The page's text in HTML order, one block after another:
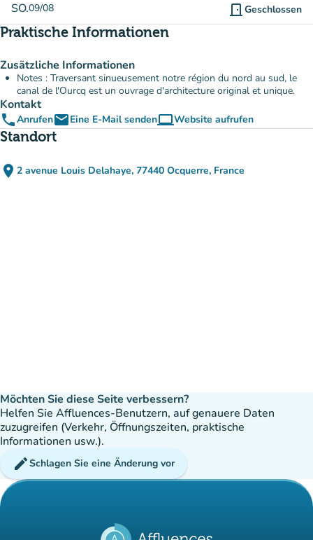
SO.09/08 door_front Geschlossen
Praktische Informationen
Zusätzliche Informationen
Notes : Traversant sinueusement notre région du nord au sud, le
canal de l'Ourcq est un ouvrage d'architecture original et unique.
Kontakt
phoneAnrufenemailEine E-Mail sendencomputerWebsite aufrufen
(new tab)
Standort
place 2 avenue Louis Delahaye, 77440 Ocquerre, France
(in Google Maps öffnen)
(new tab)
Möchten Sie diese Seite verbessern?
Helfen Sie Affluences-Benutzern, auf genauere Daten
zuzugreifen (Verkehr, Öffnungszeiten, praktische
Informationen usw.).
editSchlagen Sie eine Änderung vor